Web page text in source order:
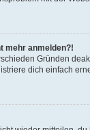
mehr anmelden?!
Gründen
dich einfach